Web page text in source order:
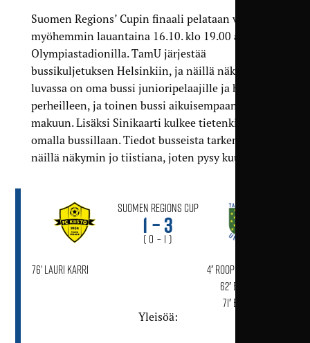
Suomen Regions’ Cupin finaali pelataan viikkoa
myöhemmin lauantaina 16.10. klo 19.00 alkaen
Olympiastadionilla. TamU järjestää
bussikuljetuksen Helsinkiin, ja näillä näkymin
luvassa on oma bussi junioripelaajille ja heidän
perheilleen, ja toinen bussi aikuisempaan
makuun. Lisäksi Sinikaarti kulkee tietenkin
omalla bussillaan. Tiedot busseista tarkentuvat
näillä näkymin jo tiistiana, joten pysy kuulolla!
Suomen Regions Cup
1 – 3
( 0 – 1 )
4′ Roope Kostiainen
62′ Eric Bullock
71′ Eric Bullock
76' Lauri Karri
Yleisöä: